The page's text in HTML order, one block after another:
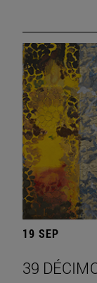
19 SEP
39